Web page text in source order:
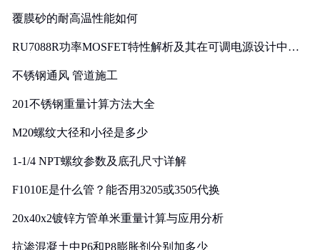
覆膜砂的耐高温性能如何
RU7088R功率MOSFET特性解析及其在可调电源设计中的
不锈钢通风 管道施工
201不锈钢重量计算方法大全
M20螺纹大径和小径是多少
1-1/4 NPT螺纹参数及底孔尺寸详解
F1010E是什么管？能否用3205或3505代换
20x40x2镀锌方管单米重量计算与应用分析
抗渗混凝土中P6和P8膨胀剂分别加多少